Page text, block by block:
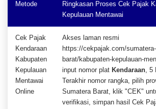
Metode
Ringkasan Proses Cek Pajak
Kepulauan Mentawai
Cek Pajak
Kendaraan
Kabupaten
Kepulauan
Mentawai
Online
Akses laman resmi
https://cekpajak.com/sumatera-
barat/kabupaten-kepulauan-
input nomor plat Kendaraan, 5
Terakhir nomor rangka, pilih
Sumatera Barat, klik "CEK"
verifikasi, simpan hasil Cek